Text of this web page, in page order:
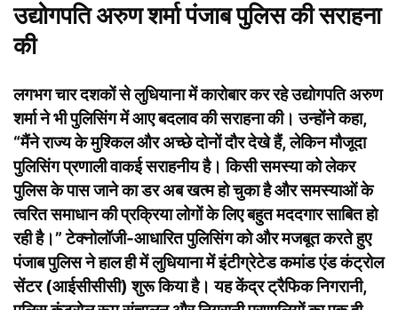
उद्योगपति अरुण शर्मा पंजाब पुलिस की सराहना
की
लगभग चार दशकों से लुधियाना में कारोबार कर रहे उद्योगपति अरुण
शर्मा ने भी पुलिसिंग में आए बदलाव की सराहना की। उन्होंने कहा,
“मैंने राज्य के मुश्किल और अच्छे दोनों दौर देखे हैं, लेकिन मौजूदा
पुलिसिंग प्रणाली वाकई सराहनीय है। किसी समस्या को लेकर
पुलिस के पास जाने का डर अब खत्म हो चुका है और समस्याओं के
त्वरित समाधान की प्रक्रिया लोगों के लिए बहुत मददगार साबित हो
रही है।” टेक्नोलॉजी-आधारित पुलिसिंग को और मजबूत करते हुए
पंजाब पुलिस ने हाल ही में लुधियाना में इंटीग्रेटेड कमांड एंड कंट्रोल
सेंटर (आईसीसीसी) शुरू किया है। यह केंद्र ट्रैफिक निगरानी,